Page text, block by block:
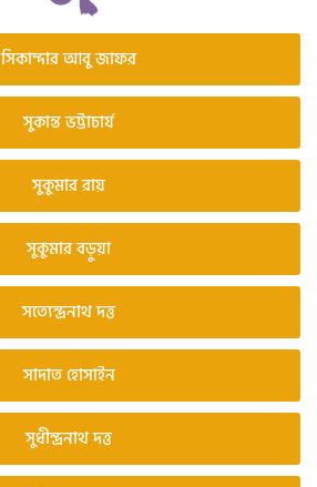
সিকান্দার আবু জাফর
সুকান্ত ভট্টাচার্য
সুকুমার রায়
সুকুমার বড়ুয়া
সত্যেন্দ্রনাথ দত্ত
সাদাত হোসাইন
সুধীন্দ্রনাথ দত্ত